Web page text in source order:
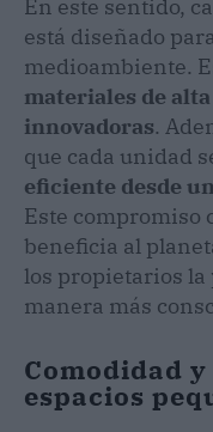
En este sentido,
está diseñado
medioambiente.
materiales de
innovadoras.
que cada unidad
eficiente desde
Este compromiso
beneficia al
los propietarios
manera más
Comodidad
espacios